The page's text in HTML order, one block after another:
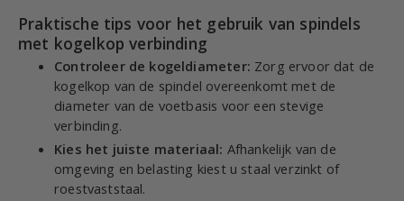
Praktische tips voor het gebruik van spindels
met kogelkop verbinding
Controleer de kogeldiameter: Zorg ervoor dat de
kogelkop van de spindel overeenkomt met de
diameter van de voetbasis voor een stevige
verbinding.
Kies het juiste materiaal: Afhankelijk van de
omgeving en belasting kiest u staal verzinkt of
roestvaststaal.